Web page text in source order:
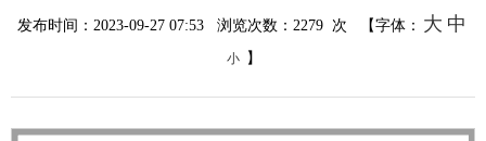
发布时间：2023-09-27 07:53 浏览次数： 2279 次 【字体： 大 中
小 】